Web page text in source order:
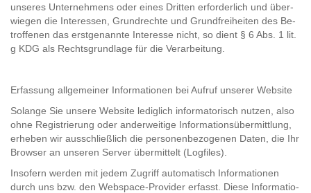
un­se­res Un­ter­neh­mens oder eines Drit­ten er­for­der­lich und über­
wie­gen die In­ter­es­sen, Grund­rech­te und Grund­frei­hei­ten des Be­
trof­fe­nen das erst­ge­nann­te In­ter­es­se nicht, so dient § 6 Abs. 1 lit.
g KDG als Rechts­grund­la­ge für die Ver­ar­bei­tung.
Er­fas­sung all­ge­mei­ner In­for­ma­tio­nen bei Auf­ruf un­se­rer Web­site
So­lan­ge Sie un­se­re Web­site le­dig­lich in­for­ma­to­risch nut­zen, also
ohne Re­gis­trie­rung oder an­der­wei­ti­ge In­for­ma­ti­ons­über­mitt­lung,
er­he­ben wir aus­schließ­lich die per­so­nen­be­zo­ge­nen Daten, die Ihr
Brow­ser an un­se­ren Ser­ver über­mit­telt (Log­files).
In­so­fern wer­den mit jedem Zu­griff au­to­ma­tisch In­for­ma­tio­nen
durch uns bzw. den Webspace-​​Pro­vi­der er­fasst. Diese In­for­ma­tio­